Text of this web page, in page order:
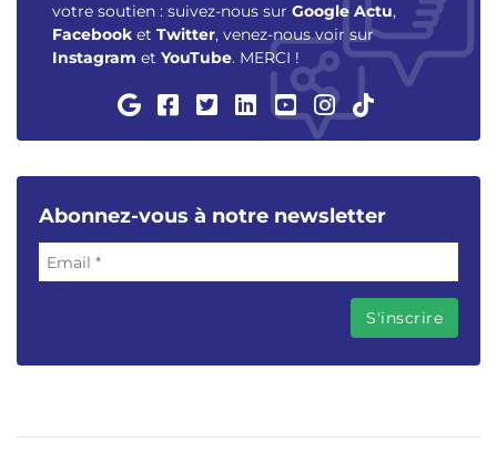
votre soutien : suivez-nous sur Google Actu,
Facebook et Twitter, venez-nous voir sur
Instagram et YouTube. MERCI !
Abonnez-vous à notre newsletter